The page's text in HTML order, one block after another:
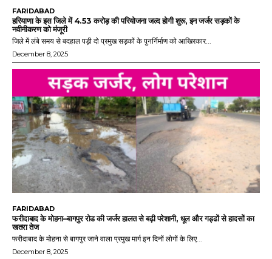
FARIDABAD
हरियाणा के इस जिले में 4.53 करोड़ की परियोजना जल्द होगी शुरू, इन जर्जर सड़कों के
नवीनीकरण को मंजूरी
जिले में लंबे समय से बदहाल पड़ी दो प्रमुख सड़कों के पुनर्निर्माण को आखिरकार...
December 8, 2025
FARIDABAD
फरीदाबाद के मोहना–बागपुर रोड की जर्जर हालत से बढ़ी परेशानी, धूल और गड्ढों से हादसों का
खतरा तेज
फरीदाबाद के मोहना से बागपुर जाने वाला प्रमुख मार्ग इन दिनों लोगों के लिए...
December 8, 2025